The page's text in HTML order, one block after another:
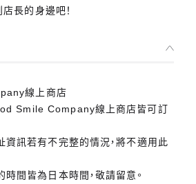
長的身邊吧！
線上商店
Smile Company線上商店皆可訂
訊若有不完整的情況，將不適用此
間皆為日本時間，敬請留意。